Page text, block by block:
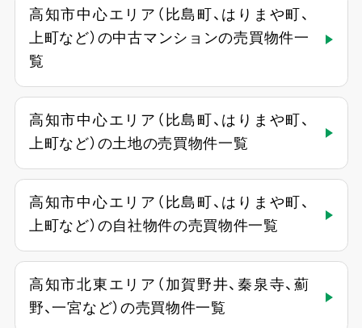
高知市中心エリア（比島町、はりまや町、
上町など）の中古マンションの売買物件一
覧
高知市中心エリア（比島町、はりまや町、
上町など）の土地の売買物件一覧
高知市中心エリア（比島町、はりまや町、
上町など）の自社物件の売買物件一覧
高知市北東エリア（加賀野井、秦泉寺、薊
野、一宮など）の売買物件一覧